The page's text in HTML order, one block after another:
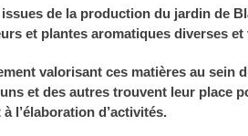
de la production du jardin de
et plantes aromatiques diverses et
valorisant ces matières au sein
et des autres trouvent leur place
à l’élaboration d’activités.